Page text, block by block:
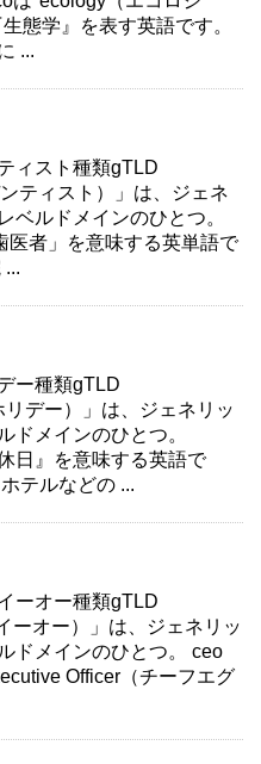
態学』を表す英語です。
...
ィスト種類gTLD
ンティスト）」は、ジェネ
ベルドメインのひとつ。
医者」を意味する英単語で
...
ー種類gTLD
リデー）」は、ジェネリッ
ドメインのひとつ。
日』を意味する英語で
テルなどの ...
ーオー種類gTLD
ーオー）」は、ジェネリッ
ドメインのひとつ。 ceo
Officer（チーフエグ